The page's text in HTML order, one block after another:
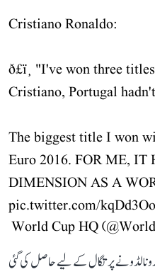
Cristiano Ronaldo:
ð£ï¸ "I've won three
Cristiano, Portugal
The biggest title I won
Euro 2016. FOR ME, IT
DIMENSION AS A WORLD
pic.twitter.com/
رونالڈو نے پرتگال کے لیے حاصل کی گئی